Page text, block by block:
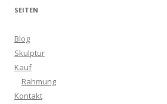
SEITEN
Blog
Skulptur
Kauf
Rahmung
Kontakt